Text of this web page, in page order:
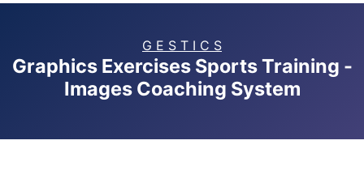
G E S T I C S
Graphics Exercises Sports Training -
Images Coaching System